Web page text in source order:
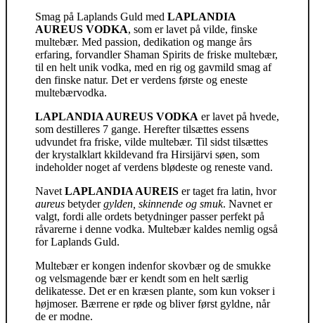
Smag på Laplands Guld med LAPLANDIA
AUREUS VODKA, som er lavet på vilde, finske
multebær. Med passion, dedikation og mange års
erfaring, forvandler Shaman Spirits de friske multebær,
til en helt unik vodka, med en rig og gavmild smag af
den finske natur. Det er verdens første og eneste
multebærvodka.
LAPLANDIA AUREUS VODKA er lavet på hvede,
som destilleres 7 gange. Herefter tilsættes essens
udvundet fra friske, vilde multebær. Til sidst tilsættes
der krystalklart kkildevand fra Hirsijärvi søen, som
indeholder noget af verdens blødeste og reneste vand.
Navet LAPLANDIA AUREIS er taget fra latin, hvor
aureus betydergylden, skinnende og smuk. Navnet er
valgt, fordi alle ordets betydninger passer perfekt på
råvarerne i denne vodka. Multebær kaldes nemlig også
for Laplands Guld.
Multebær er kongen indenfor skovbær og de smukke
og velsmagende bær er kendt som en helt særlig
delikatesse. Det er en kræsen plante, som kun vokser i
højmoser. Bærrene er røde og bliver først gyldne, når
de er modne.